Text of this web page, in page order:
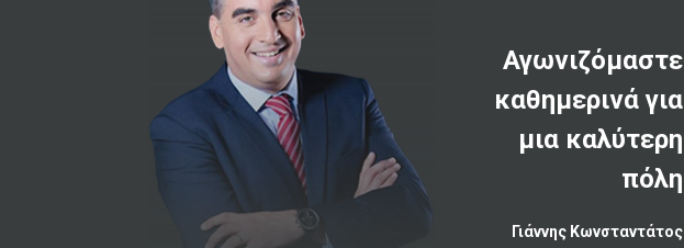
Αγωνιζόμαστε
καθημερινά για
μια καλύτερη
πόλη
Γιάννης Κωνσταντάτος